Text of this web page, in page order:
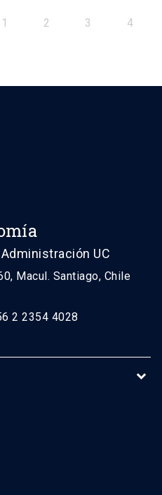
1 2 3 4
UC
Macul. Santiago, Chile
2 2354 4028